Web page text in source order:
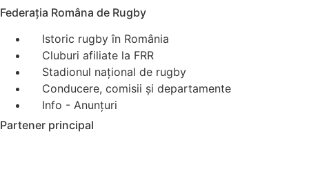
Federația Româna de Rugby
Istoric rugby în România
Cluburi afiliate la FRR
Stadionul național de rugby
Conducere, comisii și departamente
Info - Anunțuri
Partener principal